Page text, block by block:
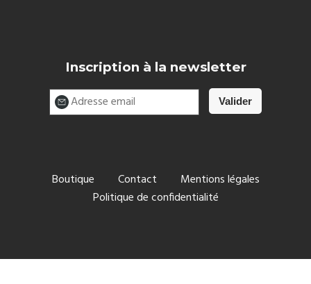
Inscription à la newsletter
Boutique Contact
Mentions légales
Politique de confidentialité